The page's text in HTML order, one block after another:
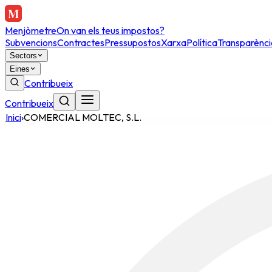
MenjòmetreOn van els teus impostos?
SubvencionsContractesPressupostosXarxaPolítica
Sectors
Eines
Contribueix
Contribueix
Inici›COMERCIAL MOLTEC, S.L.